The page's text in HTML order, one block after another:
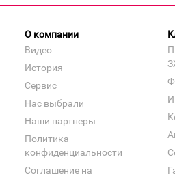
О компании
Видео
История
Сервис
Нас выбрали
Наши партнеры
Политика
конфиденциальности
Соглашение на